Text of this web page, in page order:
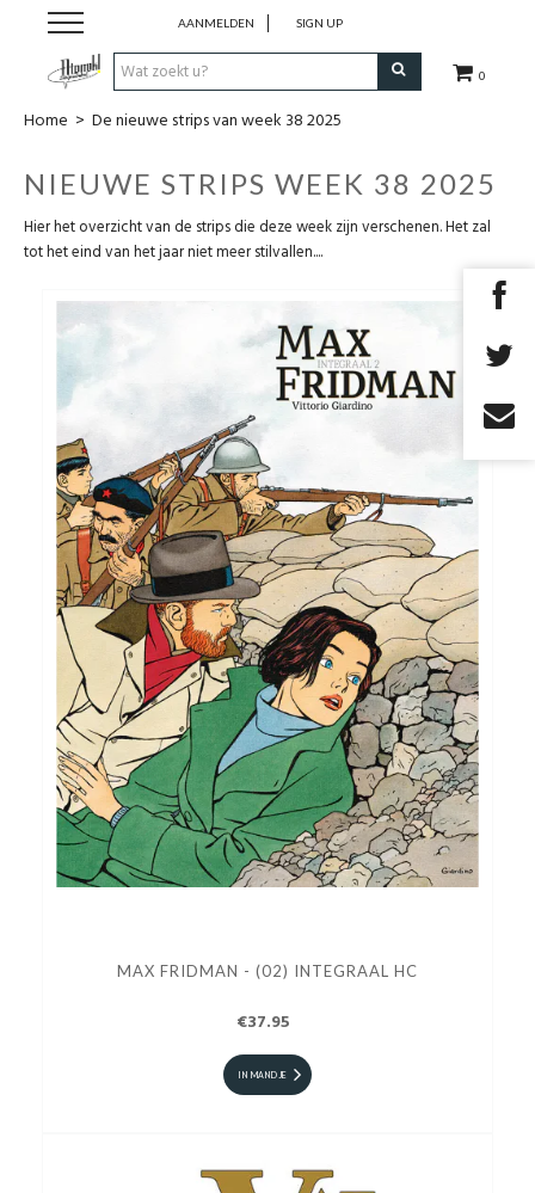
0
AANMELDEN SIGN UP
Strips
Comics
Nieuwsberichten
Pre release
Cadeaubon
RPG Sale
Home > De nieuwe strips van week 38 2025
NIEUWE STRIPS WEEK 38 2025
Hier het overzicht van de strips die deze week zijn verschenen. Het zal
tot het eind van het jaar niet meer stilvallen....
MAX FRIDMAN - (02) INTEGRAAL HC
€37.95
IN MANDJE